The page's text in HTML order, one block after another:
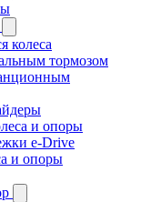
колеса
тормозом
и опоры
e-Drive
и опоры